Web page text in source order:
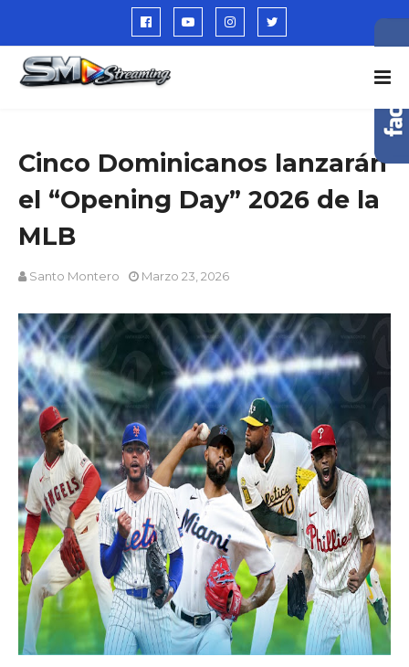
Cinco Dominicanos lanzarán
el “Opening Day” 2026 de la
MLB
Santo Montero Marzo 23, 2026